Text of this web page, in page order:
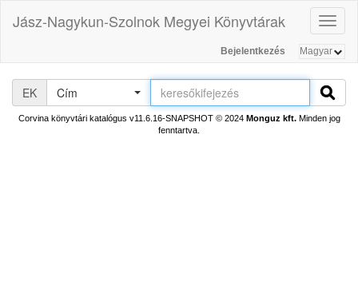
Jász-Nagykun-Szolnok Megyei Könyvtárak
Bejelentkezés
EK Cím
Corvina könyvtári katalógus v11.6.16-SNAPSHOT© 2024 Monguz kft.Minden jog
fenntartva.